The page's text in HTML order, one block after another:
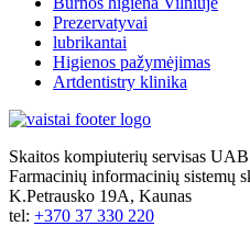
Prezervatyvai
lubrikantai
Higienos pažymėjimas
Artdentistry klinika
Skaitos kompiuterių servisas UAB
Farmacinių informacinių sistemų
K.Petrausko 19A, Kaunas
tel: +370 37 330 220